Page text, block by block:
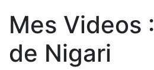
Mes Videos :
de Nigari